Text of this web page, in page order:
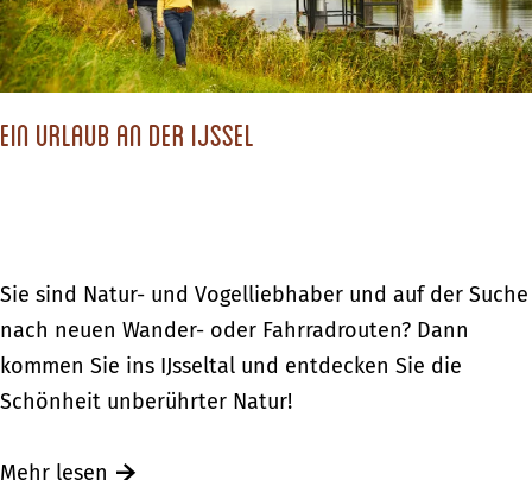
t
e
h
a
f
t
e
ü
h
e
n
l
a
L
a
h
a
f
t
Ein Urlaub an der IJssel
E
i
n
U
l
Sie sind Natur- und Vogelliebhaber und auf der Suche
nach neuen Wander- oder Fahrradrouten? Dann
kommen Sie ins IJsseltal und entdecken Sie die
Schönheit unberührter Natur!
Mehr lesen Ü